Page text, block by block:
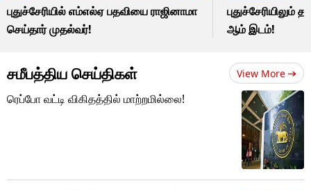
புதுச்சேரியில் எம்எல்ஏ பதவியை ராஜினாமா
செய்தார் முதல்வர்!
புதுச்சேரியிலும்
ஆம் இடம்!
சமீபத்திய செய்திகள் View More
ரெப்போ வட்டி விகிதத்தில் மாற்றமில்லை!